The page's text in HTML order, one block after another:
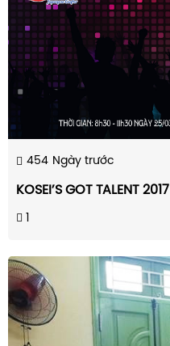
454 Ngày trước
KOSEI’S GOT TALENT 2017
1